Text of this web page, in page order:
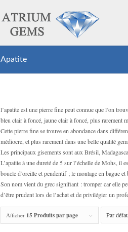
Apatite
l’apatite est une pierre fine peut connue que l’on
bleu clair à foncé, jaune clair à foncé, plus rarement
Cette pierre fine se trouve en abondance dans
médiocre, et plus rarement dans une belle qualité
Les principaux gisements sont aux Brésil,
L’apatite à une dureté de 5 sur l’échelle de Mohs, il
boucle d’oreille et pendentif ; le montage en bague
Son nom vient du grec signifiant : tromper car elle
d’être prudent lors de l’achat et de privilégier un
Afficher 15 Produits par page